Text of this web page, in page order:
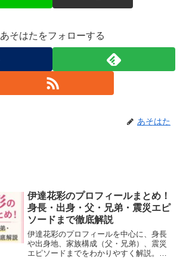
あそはたをフォローする
あそはた
伊達花彩のプロフィールまとめ！
身長・出身・父・兄弟・震災エピ
ソードまで徹底解説
伊達花彩のプロフィールを中心に、身長
や出身地、家族構成（父・兄弟）、震災
エピソードまでをわかりやすく解説。話